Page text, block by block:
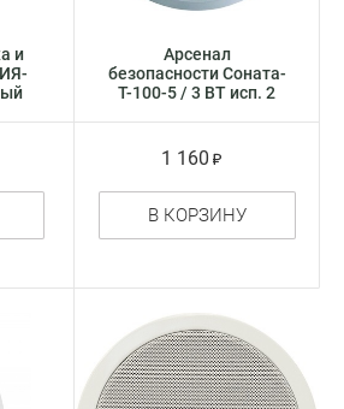
и
Арсенал
безопасности Соната-
Т-100-5 / 3 ВТ исп. 2
1 160
В КОРЗИНУ